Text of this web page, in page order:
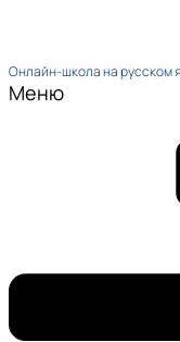
Онлайн-школа на русском
Меню